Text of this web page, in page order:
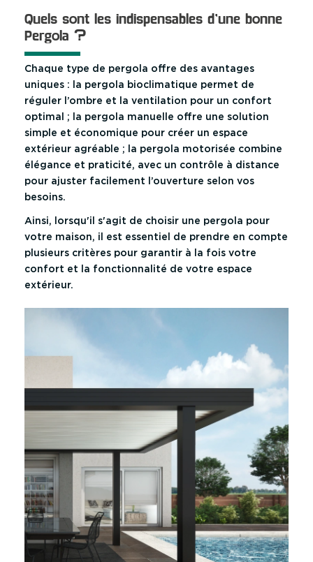
Quels sont les indispensables d’une bonne
Pergola ?
Chaque type de pergola offre des avantages
uniques : la pergola bioclimatique permet de
réguler l’ombre et la ventilation pour un confort
optimal ; la pergola manuelle offre une solution
simple et économique pour créer un espace
extérieur agréable ; la pergola motorisée combine
élégance et praticité, avec un contrôle à distance
pour ajuster facilement l’ouverture selon vos
besoins.
Ainsi, lorsqu'il s'agit de choisir une pergola pour
votre maison, il est essentiel de prendre en compte
plusieurs critères pour garantir à la fois votre
confort et la fonctionnalité de votre espace
extérieur.